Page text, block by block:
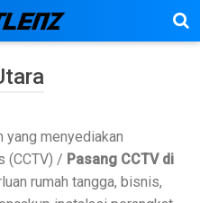
yang menyediakan
(CCTV) / Pasang CCTV di
rumah tangga, bisnis,